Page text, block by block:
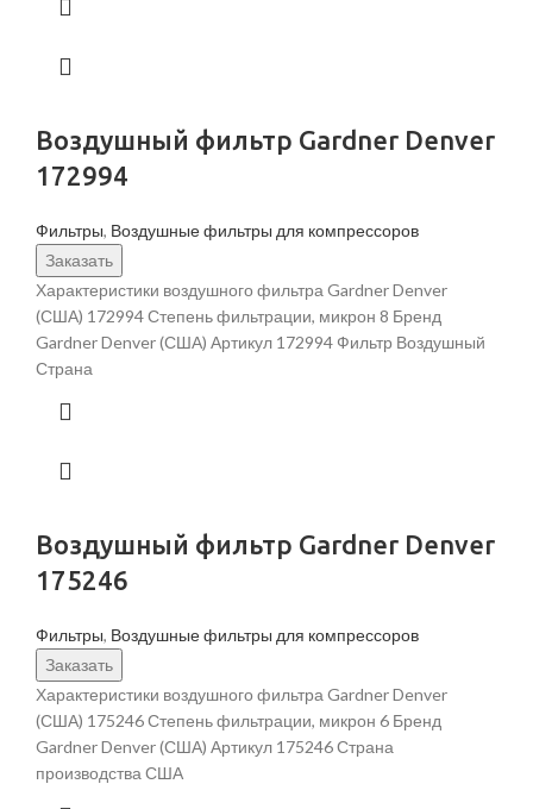
Воздушный фильтр Gardner Denver
172994
Фильтры, Воздушные фильтры для компрессоров
Заказать
Характеристики воздушного фильтра Gardner Denver
(США) 172994 Степень фильтрации, микрон 8 Бренд
Gardner Denver (США) Артикул 172994 Фильтр Воздушный
Страна
Воздушный фильтр Gardner Denver
175246
Фильтры, Воздушные фильтры для компрессоров
Заказать
Характеристики воздушного фильтра Gardner Denver
(США) 175246 Степень фильтрации, микрон 6 Бренд
Gardner Denver (США) Артикул 175246 Страна
производства США